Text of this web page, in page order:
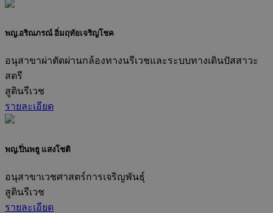
พญ.อริณภรณ์ อิ่มฤทัยเจริญโชค
อนุสาขาผ่าตัดผ่านกล้องทางนรีเวชและระบบทางเดินปัสสาวะ
สตรี
สูตินรีเวช
รายละเอียด
พญ.ปิ่นพธู แสงโชติ
อนุสาขาเวชศาสตร์การเจริญพันธุ์
สูตินรีเวช
รายละเอียด